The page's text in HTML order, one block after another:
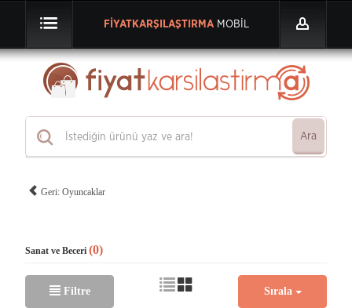
FİYATKARŞILAŞTIRMAMOBİL
Ara
Geri: Oyuncaklar
Sanat ve Beceri (0)
Filtre Sırala